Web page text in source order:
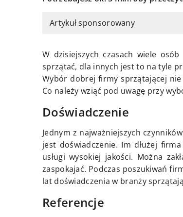
Artykuł sponsorowany
W dzisiejszych czasach wiele
sprzątać, dla innych jest to na tyle
Wybór dobrej firmy sprzątającej
Co należy wziąć pod uwagę przy
Doświadczenie
Jednym z najważniejszych
jest doświadczenie. Im dłużej
usługi wysokiej jakości. Można
zaspokajać. Podczas poszukiwań
lat doświadczenia w branży
Referencje